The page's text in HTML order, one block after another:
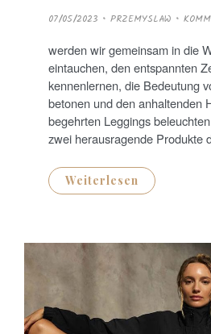
P
O
E
D
O
N
07/05/2023 PRZEMYSLAW
werden wir gemeinsam in die
eintauchen, den entspannten
kennenlernen, die Bedeutung
betonen und den anhaltenden
begehrten Leggings
zwei herausragende Produkte
Weiterlesen